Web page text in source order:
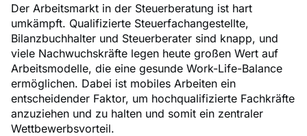
Der Arbeitsmarkt in der Steuerberatung ist hart
umkämpft. Qualifizierte Steuerfachangestellte,
Bilanzbuchhalter und Steuerberater sind knapp, und
viele Nachwuchskräfte legen heute großen Wert auf
Arbeitsmodelle, die eine gesunde Work-Life-Balance
ermöglichen. Dabei ist mobiles Arbeiten ein
entscheidender Faktor, um hochqualifizierte Fachkräfte
anzuziehen und zu halten und somit ein zentraler
Wettbewerbsvorteil.